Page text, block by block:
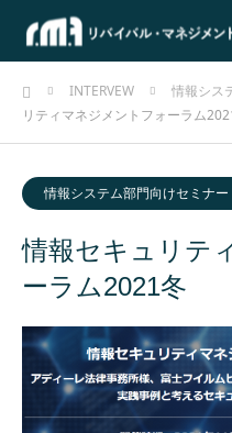
ホームINTERVEW 情報シス
リティマネジメントフォーラム
情報システム部門向けセミナー
情報セキュリテ
ーラム2021冬